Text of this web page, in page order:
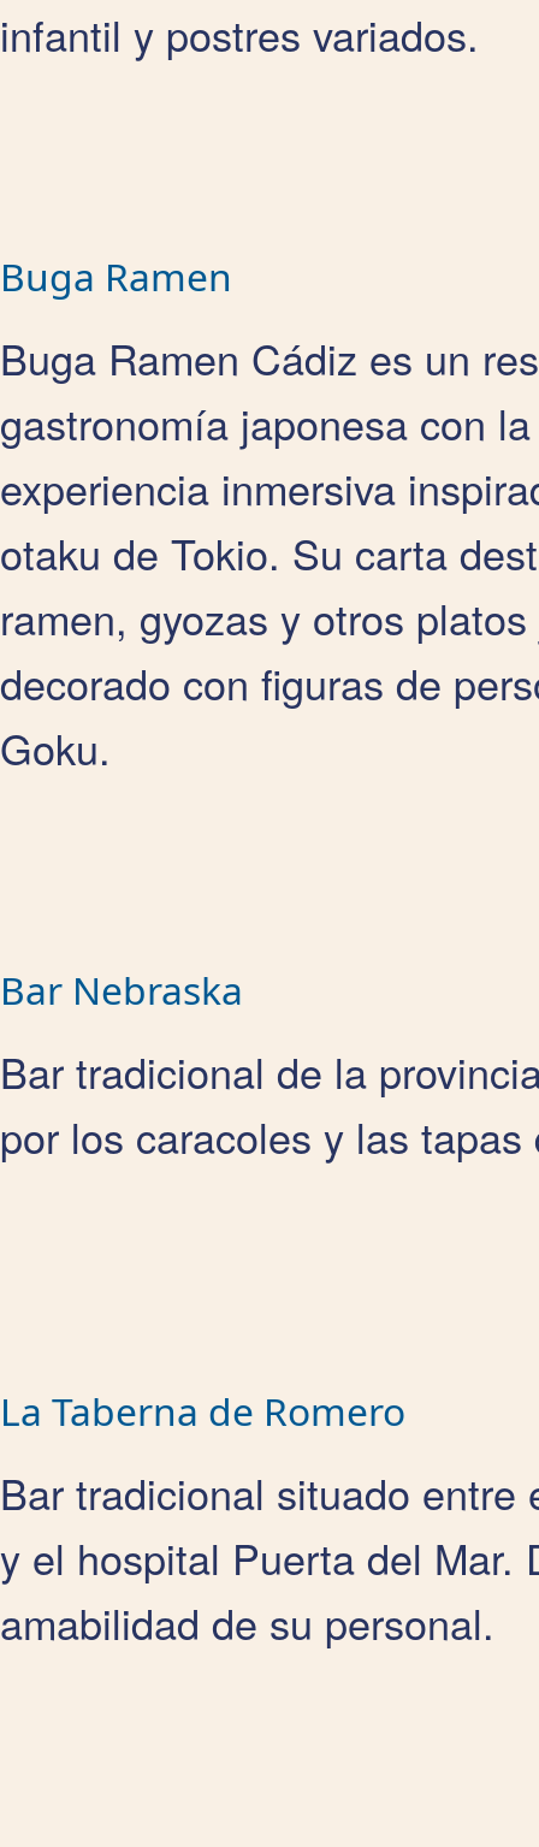
infantil y postres variados.
Buga Ramen
Buga Ramen Cádiz es un
gastronomía japonesa con
experiencia inmersiva
otaku de Tokio. Su carta
ramen, gyozas y otros
decorado con figuras de
Goku.
Bar Nebraska
Bar tradicional de la
por los caracoles y las tapas
La Taberna de Romero
Bar tradicional situado
y el hospital Puerta del Mar.
amabilidad de su personal.